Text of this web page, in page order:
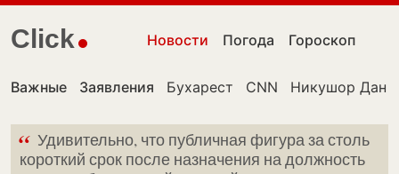
Click Новости Погода Гороскоп
Важные Заявления Бухарест CNN Никушор Дан
“ Удивительно, что публичная фигура за столь
короткий срок после назначения на должность